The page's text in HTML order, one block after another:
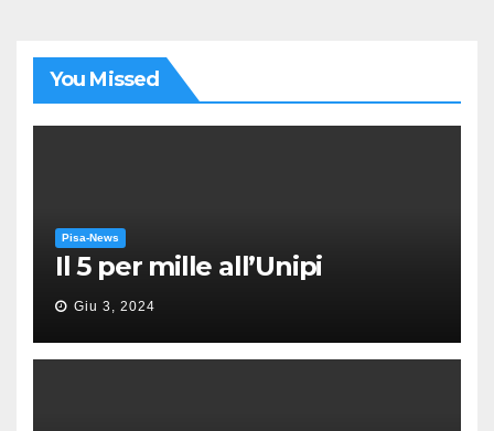
You Missed
Pisa-News
Il 5 per mille all’Unipi
Giu 3, 2024